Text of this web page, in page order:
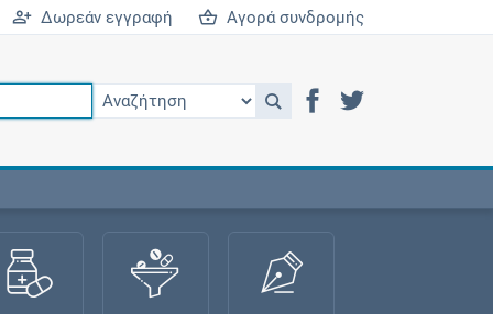
Δωρεάν εγγραφή Αγορά συνδρομής